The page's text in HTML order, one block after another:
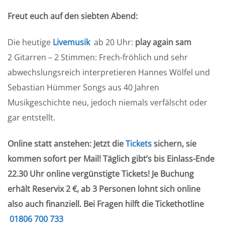
Freut euch auf den siebten Abend:
Die heutige Livemusik ab 20 Uhr: play again sam
2 Gitarren – 2 Stimmen: Frech-fröhlich und sehr
abwechslungsreich interpretieren Hannes Wölfel und
Sebastian Hümmer Songs aus 40 Jahren
Musikgeschichte neu, jedoch niemals verfälscht oder
gar entstellt.
Online statt anstehen: Jetzt dieTicketssichern, sie
kommen sofort per Mail! Täglich gibt’s bis Einlass-Ende
22.30 Uhr online vergünstigte Tickets! Je Buchung
erhält Reservix 2 €, ab 3 Personen lohnt sich online
also auch finanziell. Bei Fragen hilft die Tickethotline
01806 700 733